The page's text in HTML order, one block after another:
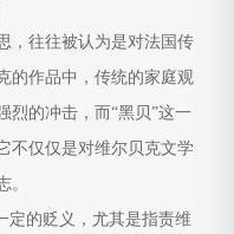
，往往被认为是对法国传
的作品中，传统的家庭观
烈的冲击，而“黑贝”这一
不仅仅是对维尔贝克文学
。
定的贬义，尤其是指责维